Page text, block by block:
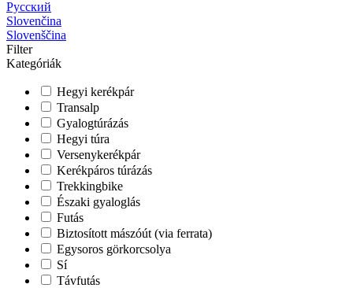
Русский
Slovenčina
Slovenščina
Filter
Kategóriák
Hegyi kerékpár
Transalp
Gyalogtúrázás
Hegyi túra
Versenykerékpár
Kerékpáros túrázás
Trekkingbike
Északi gyaloglás
Futás
Biztosított mászóút (via ferrata)
Egysoros görkorcsolya
Sí
Távfutás